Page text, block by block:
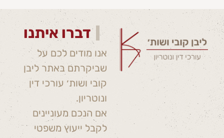
דברו איתנו
אנו מודים לכם על
שביקרתם באתר ליבן
קובי ושות׳ עורכי דין
ונוטריון.
אם הנכם מעוניינים
לקבל ייעוץ משפטי